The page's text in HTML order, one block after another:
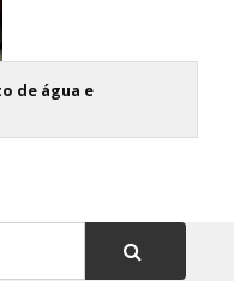
de água e